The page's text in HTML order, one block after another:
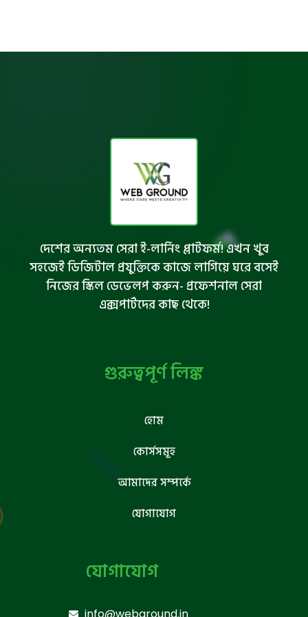
দেশের অন্যতম সেরা ই-লার্নিং প্লাটফর্ম! এখন খুব
সহজেই ডিজিটাল প্রযুক্তিকে কাজে লাগিয়ে ঘরে বসেই
নিজের স্কিল ডেভেলপ করুন- প্রফেশনাল সেরা
এক্সপার্টদের কাছ থেকে!
গুরুত্বপূর্ণ লিঙ্ক
হোম
কোর্সসমূহ
আমাদের সম্পর্কে
যোগাযোগ
যোগাযোগ